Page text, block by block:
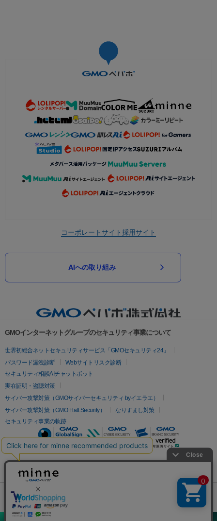
コーポレートサイト採用サイト
AIへの取り組み
GMOインターネットグループのセキュリティ事業について
世界初総合ネットセキュリティサービス「GMOセキュリティ24」
パスワード漏洩診断
Webサイトリスク診断
セキュリティ相談AIチャットボット
実在証明・盗聴対策
サイバー攻撃対策（GMOサイバーセキュリティ byイエラエ）
サイバー攻撃対策（GMO Flatt Security）
なりすまし対策
セキュリティ事業の軌跡